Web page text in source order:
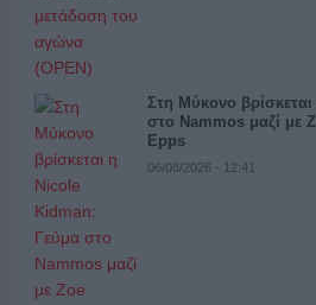
Στη Μύκονο
στο Nammos μαζί με
Epps
06/08/2026 - 12:41